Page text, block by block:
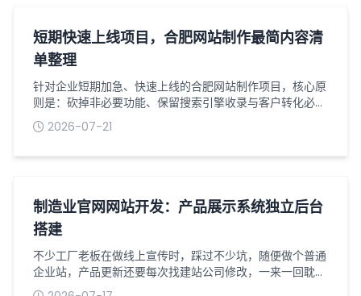
清晰照片、法人身份证正反面，要是公司...
短期快速上线项目，合肥网站制作最简内容清
单整理
针对企业短期加急、快速上线的合肥网站制作项目，核心原
则是：砍掉非必要功能、保留搜索引擎收录与客户转化必备
内容、页面结构极简、资料零冗余。避免因内容繁杂、资料
迟迟不齐导致工期延期，同时保证网站合规可上线、可收
站基础必备资料（上线硬性要求，缺一不可...
2026-07-21
制造业官网网站开发：产品展示系统独立后台
搭建
不少工厂老板在做线上宣传时，踩过不少坑，随便做个普通
企业站，产品更新还要每次找建站公司修改，一来一回耽误
好几天，客户想看新款设备根本看不到。做制造业官网网站